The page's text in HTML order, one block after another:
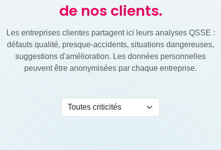
de nos clients.
Les entreprises clientes partagent ici leurs analyses QSSE :
défauts qualité, presque-accidents, situations dangereuses,
suggestions d'amélioration. Les données personnelles
peuvent être anonymisées par chaque entreprise.